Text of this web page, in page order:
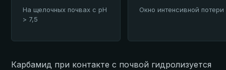
На щелочных почвах с pH
> 7,5
Окно интенсивной потери
Карбамид при контакте с почвой гидролизуется